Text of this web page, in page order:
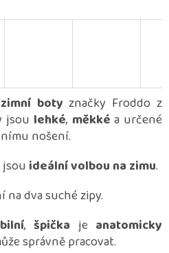
boty značky Froddo z
jsou lehké, měkké a určené
nošení.
ideální volbou na zimu.
dva suché zipy.
,špička je anatomicky
správně pracovat.